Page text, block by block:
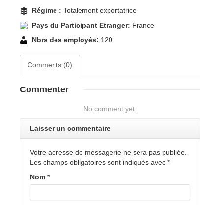
Régime : Totalement exportatrice
Pays du Participant Etranger: France
Nbrs des employés: 120
Comments (0)
Commenter
No comment yet.
Laisser un commentaire
Votre adresse de messagerie ne sera pas publiée.
Les champs obligatoires sont indiqués avec *
Nom *